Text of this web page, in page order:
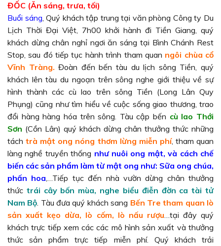
ĐỐC (Ăn sáng, trưa, tối)
Buổi sáng, Quý khách tập trung tại văn phòng Công ty Du
Lịch Thời Đại Việt, 7h00 khởi hành đi Tiền Giang, quý
khách dừng chân nghỉ ngơi ăn sáng tại Bình Chánh Rest
Stop, sau đó tiếp tục hành trình tham quan ngôi chùa cổ
Vĩnh Tràng. Đoàn đến bến tàu du lịch sông Tiền, quý
khách lên tàu du ngoạn trên sông nghe giới thiệu về sự
hình thành các cù lao trên sông Tiền (Long Lân Quy
Phụng) cũng như tìm hiểu về cuộc sống giao thương, trao
đổi hàng hàng hóa trên sông. Tàu cập bến cù lao Thới
Sơn (Cồn Lân) quý khách dừng chân thưởng thức những
táchtrà mật ong nóng thơm lừng miễn phí, tham quan
làng nghề truyền thống như nuôi ong mật, và cách chế
biến các sản phẩm làm từ mật ong như: Sữa ong chúa,
phấn hoa,…Tiếp tục đến nhà vườn dừng chân thưởng
thức trái cây bốn mùa, nghe biểu điễn đờn ca tài tử
Nam Bộ. Tàu đưa quý khách sang Bến Tre tham quan lò
sản xuất kẹo dừa, lò cốm, lò nấu rượu…tại đây quý
khách trực tiếp xem các các mô hình sản xuất và thưởng
thức sản phẩm trực tiếp miễn phí. Quý khách trải